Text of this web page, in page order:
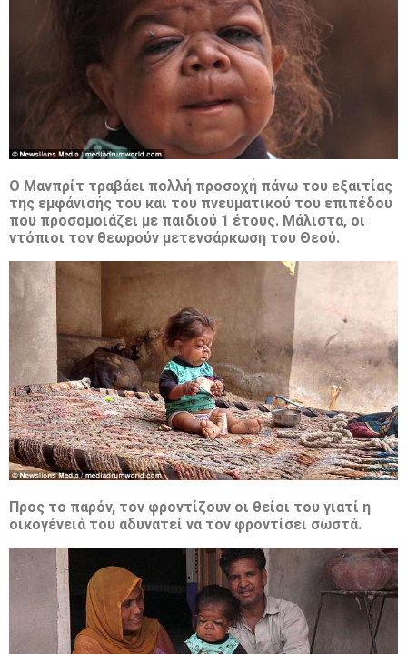
Ο Μανπρίτ τραβάει πολλή προσοχή πάνω του εξαιτίας
της εμφάνισής του και του πνευματικού του επιπέδου
που προσομοιάζει με παιδιού 1 έτους. Μάλιστα, οι
ντόπιοι τον θεωρούν μετενσάρκωση του Θεού.
Προς το παρόν, τον φροντίζουν οι θείοι του γιατί η
οικογένειά του αδυνατεί να τον φροντίσει σωστά.